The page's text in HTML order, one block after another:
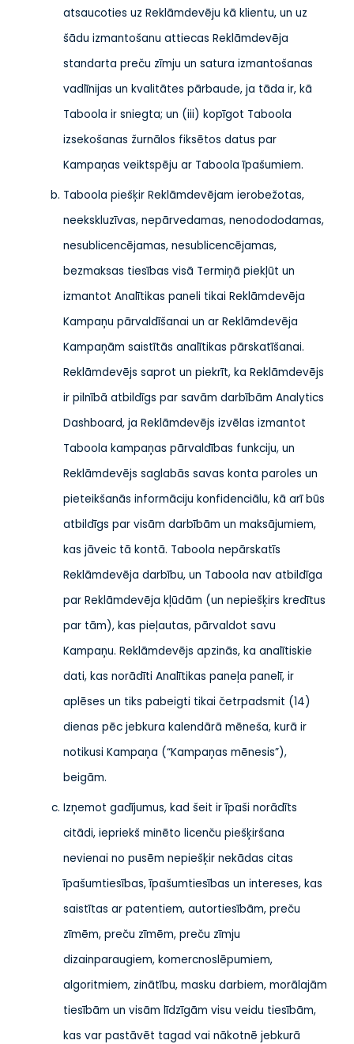
atsaucoties uz Reklāmdevēju kā klientu, un uz
šādu izmantošanu attiecas Reklāmdevēja
standarta preču zīmju un satura izmantošanas
vadlīnijas un kvalitātes pārbaude, ja tāda ir, kā
Taboola ir sniegta; un (iii) kopīgot Taboola
izsekošanas žurnālos fiksētos datus par
Kampaņas veiktspēju ar Taboola īpašumiem.
Taboola piešķir Reklāmdevējam ierobežotas,
neekskluzīvas, nepārvedamas, nenodododamas,
nesublicencējamas, nesublicencējamas,
bezmaksas tiesības visā Termiņā piekļūt un
izmantot Analītikas paneli tikai Reklāmdevēja
Kampaņu pārvaldīšanai un ar Reklāmdevēja
Kampaņām saistītās analītikas pārskatīšanai.
Reklāmdevējs saprot un piekrīt, ka Reklāmdevējs
ir pilnībā atbildīgs par savām darbībām Analytics
Dashboard, ja Reklāmdevējs izvēlas izmantot
Taboola kampaņas pārvaldības funkciju, un
Reklāmdevējs saglabās savas konta paroles un
pieteikšanās informāciju konfidenciālu, kā arī būs
atbildīgs par visām darbībām un maksājumiem,
kas jāveic tā kontā. Taboola nepārskatīs
Reklāmdevēja darbību, un Taboola nav atbildīga
par Reklāmdevēja kļūdām (un nepiešķirs kredītus
par tām), kas pieļautas, pārvaldot savu
Kampaņu. Reklāmdevējs apzinās, ka analītiskie
dati, kas norādīti Analītikas paneļa panelī, ir
aplēses un tiks pabeigti tikai četrpadsmit (14)
dienas pēc jebkura kalendārā mēneša, kurā ir
notikusi Kampaņa (“Kampaņas mēnesis”),
beigām.
Izņemot gadījumus, kad šeit ir īpaši norādīts
citādi, iepriekš minēto licenču piešķiršana
nevienai no pusēm nepiešķir nekādas citas
īpašumtiesības, īpašumtiesības un intereses, kas
saistītas ar patentiem, autortiesībām, preču
zīmēm, preču zīmēm, preču zīmju
dizainparaugiem, komercnoslēpumiem,
algoritmiem, zinātību, masku darbiem, morālajām
tiesībām un visām līdzīgām visu veidu tiesībām,
kas var pastāvēt tagad vai nākotnē jebkurā